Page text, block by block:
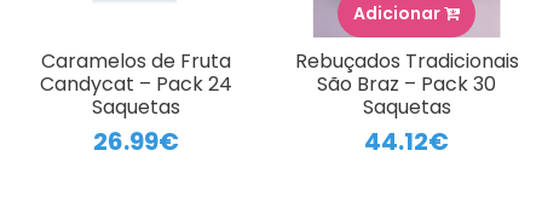
Caramelos de Fruta
Candycat – Pack 24
Saquetas
26.99€
Adicionar
Rebuçados Tradicionais
São Braz – Pack 30
Saquetas
44.12€